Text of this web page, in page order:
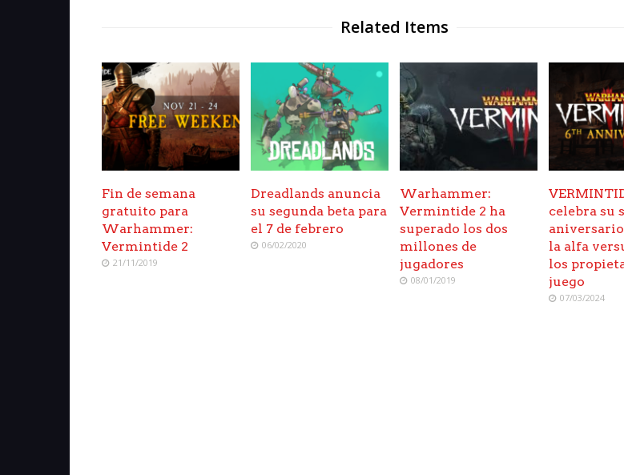
Related Items
Fin de semana
gratuito para
Warhammer:
Vermintide 2
21/11/2019
Dreadlands anuncia
su segunda beta para
el 7 de febrero
06/02/2020
Warhammer:
Vermintide 2 ha
superado los dos
millones de
jugadores
08/01/2019
celebra su
la alfa
los
juego
07/03/2024